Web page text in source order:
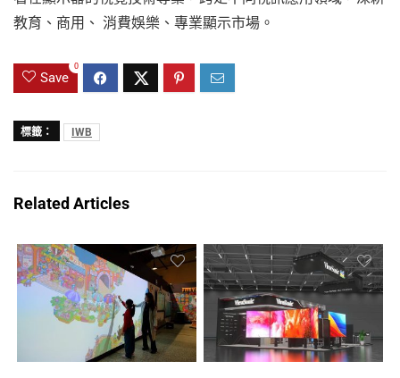
教育、商用、 消費娛樂、專業顯示市場。
Save
0
標籤： IWB
Related Articles